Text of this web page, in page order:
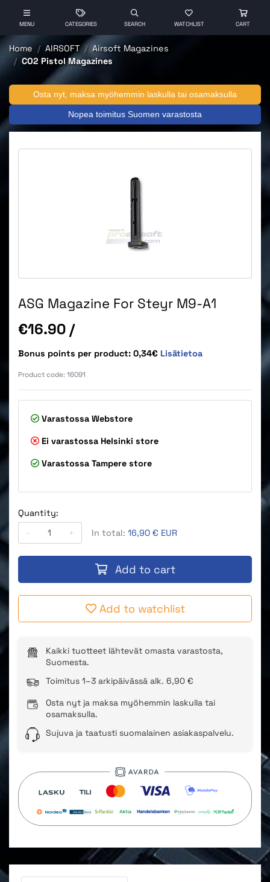
MENU CATEGORIES SEARCH WATCHLIST CART
Home AIRSOFT
Airsoft Magazines
CO2 Pistol Magazines
Osta nyt, maksa myöhemmin laskulla tai osamaksulla
Nopea toimitus Suomen varastosta
ASG Magazine For Steyr M9-A1
Price
€16.90 /
Bonus points per product: 0,34€ Lisätietoa
Product code: 16091
Varastossa Webstore
Ei varastossa Helsinki store
Varastossa Tampere store
Quantity:
-
+ In total: 16,90 € EUR
Add to cart
Add to watchlist
Kaikki tuotteet lähtevät omasta varastosta,
Suomesta.
Toimitus 1–3 arkipäivässä alk. 6,90 €
Osta nyt ja maksa myöhemmin laskulla tai
osamaksulla.
Sujuva ja taatusti suomalainen asiakaspalvelu.